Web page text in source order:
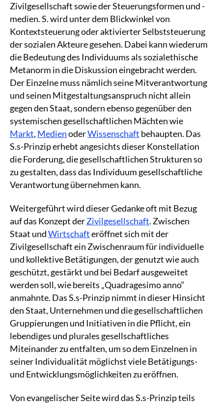
Zivilgesellschaft sowie der Steuerungsformen und -
medien. S. wird unter dem Blickwinkel von
Kontextsteuerung oder aktivierter Selbststeuerung
der sozialen Akteure gesehen. Dabei kann wiederum
die Bedeutung des Individuums als sozialethische
Metanorm in die Diskussion eingebracht werden.
Der Einzelne muss nämlich seine Mitverantwortung
und seinen Mitgestaltungsanspruch nicht allein
gegen den Staat, sondern ebenso gegenüber den
systemischen gesellschaftlichen Mächten wie
Markt, MedienoderWissenschaft behaupten. Das
S.s-Prinzip erhebt angesichts dieser Konstellation
die Forderung, die gesellschaftlichen Strukturen so
zu gestalten, dass das Individuum gesellschaftliche
Verantwortung übernehmen kann.
Weitergeführt wird dieser Gedanke oft mit Bezug
auf das Konzept derZivilgesellschaft. Zwischen
Staat undWirtschafteröffnet sich mit der
Zivilgesellschaft ein Zwischenraum für individuelle
und kollektive Betätigungen, der genutzt wie auch
geschützt, gestärkt und bei Bedarf ausgeweitet
werden soll, wie bereits „Quadragesimo anno“
anmahnte. Das S.s-Prinzip nimmt in dieser Hinsicht
den Staat, Unternehmen und die gesellschaftlichen
Gruppierungen und Initiativen in die Pflicht, ein
lebendiges und plurales gesellschaftliches
Miteinander zu entfalten, um so dem Einzelnen in
seiner Individualität möglichst viele Betätigungs-
und Entwicklungsmöglichkeiten zu eröffnen.
Von evangelischer Seite wird das S.s-Prinzip teils